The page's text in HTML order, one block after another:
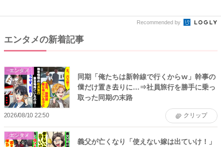
Recommended by
エンタメの新着記事
エンタメ
同期「俺たちは新幹線で行くからｗ」幹事の
僕だけ置き去りに…⇒社員旅行を勝手に乗っ
取った同期の末路
2026/08/10 22:50 クリップ
エンタメ
義父が亡くなり「使えない嫁は出ていけ！」